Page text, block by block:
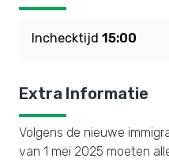
Inchecktijd 15:00
Extra Informatie
Volgens de nieuwe
van 1 mei 2025 moeten